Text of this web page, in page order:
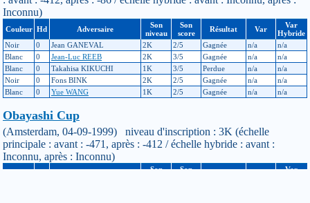
Inconnu)
Couleur Hd Adversaire
Son
niveau
Son
score
Résultat Var
Var
Hybride
Noir
0 Jean GANEVAL 2K 2/5 Gagnée n/a
n/a
Blanc
0 Jean-Luc REEB 2K 3/5 Gagnée n/a
n/a
Blanc
0 Takahisa KIKUCHI 1K 3/5 Perdue n/a
n/a
Noir
0 Fons BINK 2K 2/5 Gagnée n/a
n/a
Blanc
0 Yue WANG 1K 2/5 Gagnée n/a n/a
Obayashi Cup
(Amsterdam, 04-09-1999) niveau d'inscription : 3K (échelle
principale : avant : -471, après : -412 / échelle hybride : avant :
Inconnu, après : Inconnu)
Son
Son
Var